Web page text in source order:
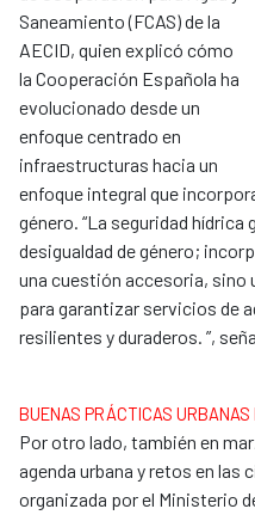
Saneamiento (FCAS) de la
AECID, quien explicó cómo
la Cooperación Española ha
evolucionado desde un
enfoque centrado en
infraestructuras hacia un
enfoque integral que
género. “La seguridad hídrica
desigualdad de género;
una cuestión accesoria, sino
para garantizar servicios de
resilientes y duraderos. ”,
BUENAS PRÁCTICAS
Por otro lado, también en
agenda urbana y retos en las
organizada por el Ministerio